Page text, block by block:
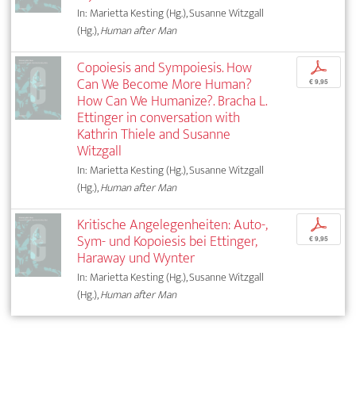
In: Marietta Kesting (Hg.), Susanne Witzgall
(Hg.),Human after Man
Copoiesis and Sympoiesis. How
Can We Become More Human?
How Can We Humanize?. Bracha L.
Ettinger in conversation with
Kathrin Thiele and Susanne
Witzgall
In: Marietta Kesting (Hg.), Susanne Witzgall
(Hg.),Human after Man
p
€ 9,95
Kritische Angelegenheiten: Auto-,
Sym- und Kopoiesis bei Ettinger,
Haraway und Wynter
In: Marietta Kesting (Hg.), Susanne Witzgall
(Hg.),Human after Man
p
€ 9,95